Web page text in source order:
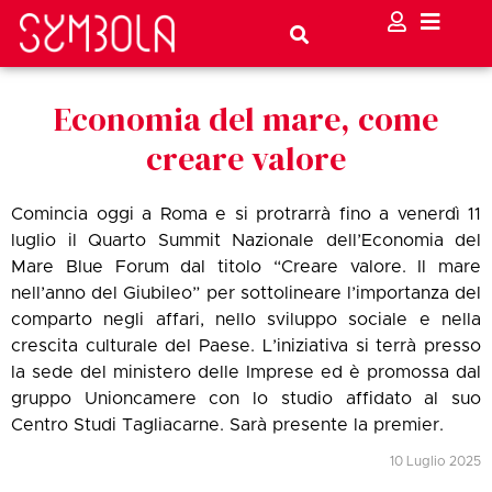
Economia del mare, come
creare valore
Comincia oggi a Roma e si protrarrà fino a venerdì 11
luglio il Quarto Summit Nazionale dell’Economia del
Mare Blue Forum dal titolo “Creare valore. Il mare
nell’anno del Giubileo” per sottolineare l’importanza del
comparto negli affari, nello sviluppo sociale e nella
crescita culturale del Paese. L’iniziativa si terrà presso
la sede del ministero delle Imprese ed è promossa dal
gruppo Unioncamere con lo studio affidato al suo
Centro Studi Tagliacarne. Sarà presente la premier.
10 Luglio 2025